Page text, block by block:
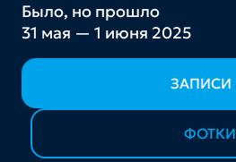
Было, но прошло
31 мая — 1 июня 2025
ЗАПИСИ
ФОТКИ